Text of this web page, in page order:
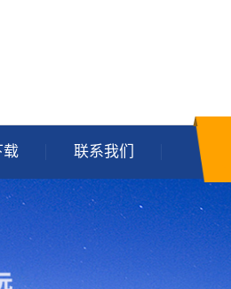
载 联系我们